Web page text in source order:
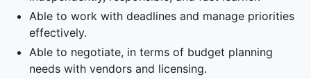
Able to work with deadlines and manage priorities
effectively.
Able to negotiate, in terms of budget planning
needs with vendors and licensing.